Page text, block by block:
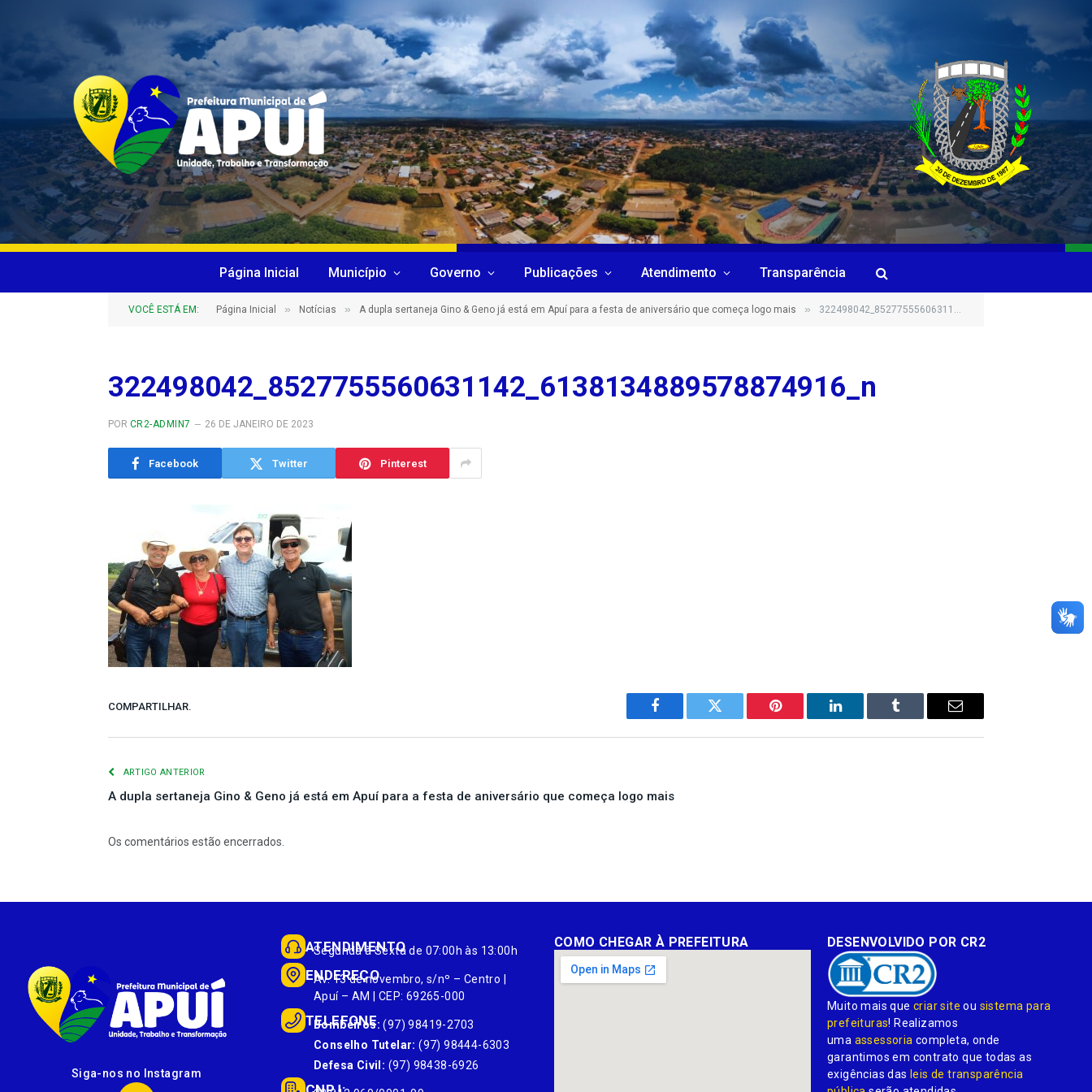
Página Inicial Município Governo Publicações Atendimento Transparência
VOCÊ ESTÁ EM: Página Inicial » Notícias » A dupla sertaneja Gino & Geno já está em Apuí para a festa de aniversário que começa logo mais » 322498042_8527755560631142_6138134889578874916_n
322498042_8527755560631142_6138134889578874916_n
POR CR2-ADMIN7 26 DE JANEIRO DE 2023
Facebook Twitter Pinterest
COMPARTILHAR.
Facebook Twitter Pinterest LinkedIn Tumblr
E-
ARTIGO ANTERIOR
A dupla sertaneja Gino & Geno já está em Apuí para a festa de aniversário que começa logo mais
Os comentários estão encerrados.
Siga-nos no Instagram
ATENDIMENTO
Segunda à Sexta de 07:00h às 13:00h
ENDEREÇO
Av. 13 de novembro, s/nº – Centro |
Apuí – AM | CEP: 69265-000
TELEFONE
Bombeiros: (97) 98419-2703
Conselho Tutelar: (97) 98444-6303
Defesa Civil: (97) 98438-6926
COMO CHEGAR À PREFEITURA DESENVOLVIDO POR CR2
Muito mais quecriar site ou sistema para
prefeituras! Realizamos
uma assessoria completa, onde
garantimos em contrato que todas as
exigências dasleis de transparência